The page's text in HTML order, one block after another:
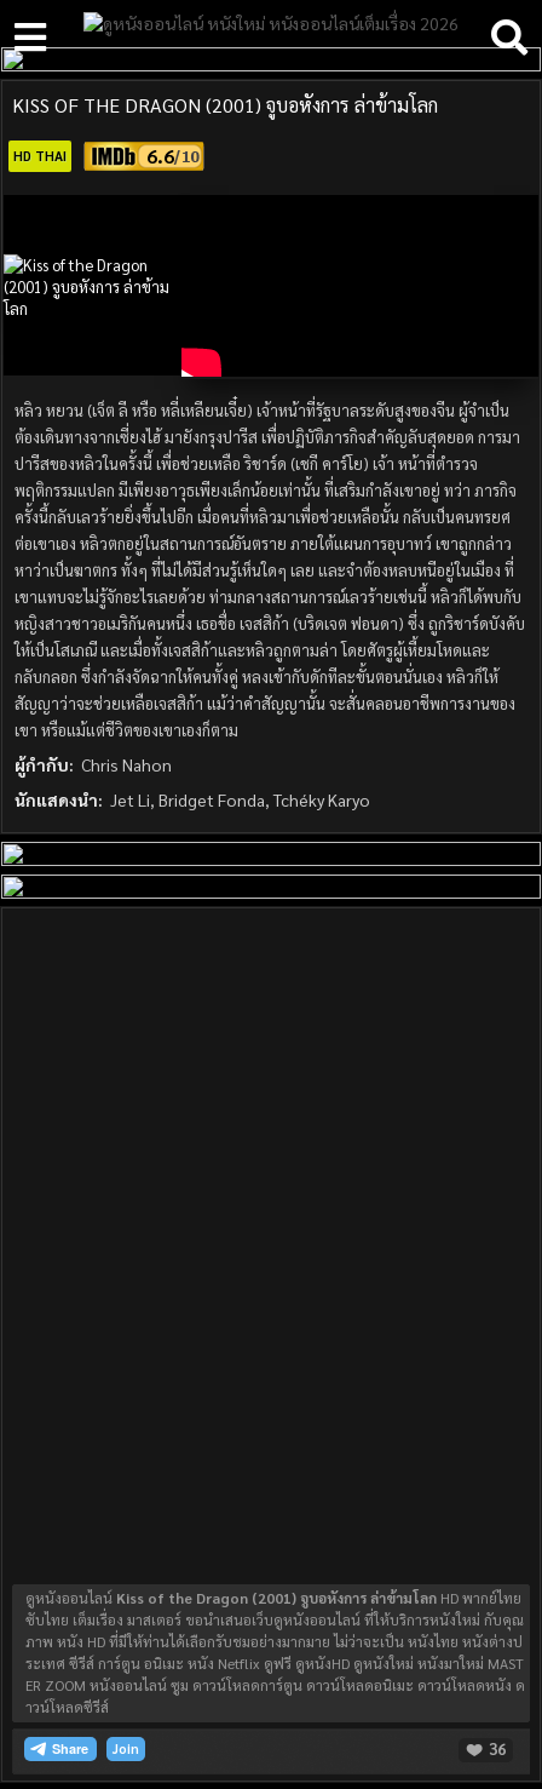
KISS OF THE DRAGON (2001) จูบอหังการ ล่าข้ามโลก
HD THAI 6.6
หลิว หยวน (เจ็ต ลี หรือ หลี่เหลียนเจี๋ย) เจ้าหน้าที่รัฐบาลระดับสูงของจีน ผู้จำเป็น
ต้องเดินทางจากเซี่ยงไฮ้ มายังกรุงปารีส เพื่อปฏิบัติภารกิจสำคัญลับสุดยอด การมา
ปารีสของหลิวในครั้งนี้ เพื่อช่วยเหลือ ริชาร์ด (เชกี คาร์โย) เจ้า หน้าที่ตำรวจ
พฤติกรรมแปลก มีเพียงอาวุธเพียงเล็กน้อยเท่านั้น ที่เสริมกำลังเขาอยู่ ทว่า ภารกิจ
ครั้งนี้กลับเลวร้ายยิ่งขึ้นไปอีก เมื่อคนที่หลิวมาเพื่อช่วยเหลือนั้น กลับเป็นคนทรยศ
ต่อเขาเอง หลิวตกอยู่ในสถานการณ์อันตราย ภายใต้แผนการอุบาทว์ เขาถูกกล่าว
หาว่าเป็นฆาตกร ทั้งๆ ที่ไม่ได้มีส่วนรู้เห็นใดๆ เลย และจำต้องหลบหนีอยู่ในเมือง ที่
เขาแทบจะไม่รู้จักอะไรเลยด้วย ท่ามกลางสถานการณ์เลวร้ายเช่นนี้ หลิวก็ได้พบกับ
หญิงสาวชาวอเมริกันคนหนึ่ง เธอชื่อ เจสสิก้า (บริดเจต ฟอนดา) ซึ่ง ถูกริชาร์ดบังคับ
ให้เป็นโสเภณี และเมื่อทั้งเจสสิก้าและหลิวถูกตามล่า โดยศัตรูผู้เหี้ยมโหดและ
กลับกลอก ซึ่งกำลังจัดฉากให้คนทั้งคู่ หลงเข้ากับดักทีละขั้นตอนนั่นเอง หลิวก็ให้
สัญญาว่าจะช่วยเหลือเจสสิก้า แม้ว่าคำสัญญานั้น จะสั่นคลอนอาชีพการงานของ
เขา หรือแม้แต่ชีวิตของเขาเองก็ตาม
ผู้กำกับ: Chris Nahon
นักแสดงนำ: Jet Li, Bridget Fonda, Tchéky Karyo
ดูหนังออนไลน์ Kiss of the Dragon (2001) จูบอหังการ ล่าข้ามโลก HD พากย์ไทย
ซับไทย เต็มเรื่อง มาสเตอร์ ขอนำเสนอเว็บดูหนังออนไลน์ ที่ให้บริการหนังใหม่ กับคุณ
ภาพ หนัง HD ที่มีให้ท่านได้เลือกรับชมอย่างมากมาย ไม่ว่าจะเป็น หนังไทย หนังต่างป
ระเทศ ซีรีส์ การ์ตูน อนิเมะ หนัง Netflix ดูฟรี ดูหนังHD ดูหนังใหม่ หนังมาใหม่ MAST
ER ZOOM หนังออนไลน์ ซูม ดาวน์โหลดการ์ตูน ดาวน์โหลดอนิเมะ ดาวน์โหลดหนัง ด
าวน์โหลดซีรีส์
Join 36